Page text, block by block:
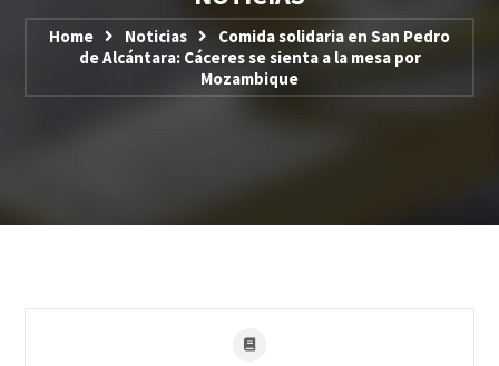
Home Noticias
Comida solidaria en San Pedro
de Alcántara: Cáceres se sienta a la mesa por
Mozambique